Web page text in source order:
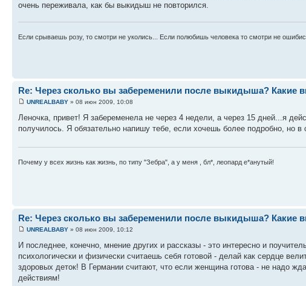
очень переживала, как бы выкидыш не повторился.
Если срываешь розу, то смотри не уколись... Если полюбишь человека то смотри не
Re: Через сколько вы забеременили после выкидыша? Какие
UNREALBABY » 08 июн 2009, 10:08
Леночка, привет! Я забеременела не через 4 недели, а через 15 дней...я
получилось. Я обязательно напишу тебе, если хочешь более подробно, но
Почему у всех жизнь как жизнь, по типу "Зебра", а у меня , бл*, леопард е*анутый!
Re: Через сколько вы забеременили после выкидыша? Какие
UNREALBABY » 08 июн 2009, 10:12
И последнее, конечно, мнение других и рассказы - это интересно и
психологически и физически считаешь себя готовой - делай как сердце
здоровых деток! В Германии считают, что если женщина готова - не надо
действиям!